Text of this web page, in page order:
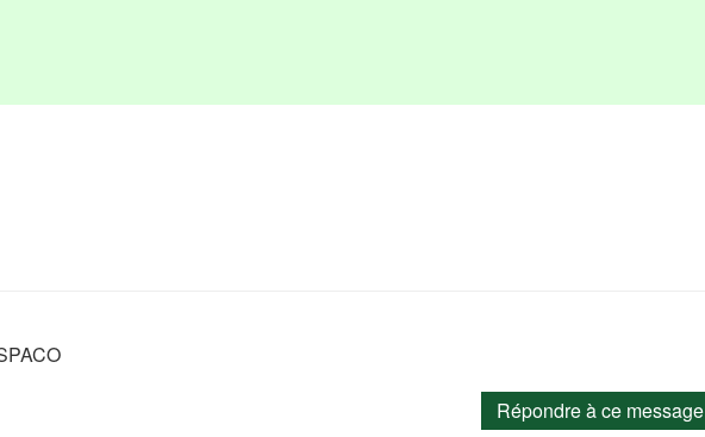
Répondre à ce message